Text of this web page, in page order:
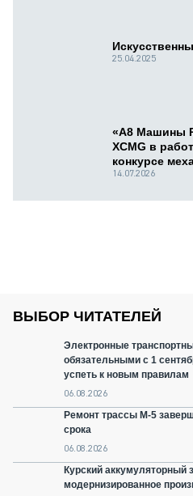
25.04.2025
«А8 Машины
XCMG в
конкурсе
14.07.2026
ВЫБОР ЧИТАТЕЛЕЙ
Электронные
обязательными с 1
успеть к новым правилам
06.08.2026
Ремонт трассы М-5
срока
06.08.2026
Курский аккумуляторный
модернизированное